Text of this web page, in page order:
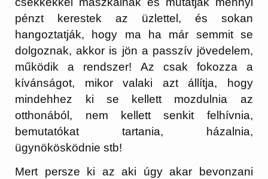
pénzt kerestek az üzlettel, és sokan
hangoztatják, hogy ma ha már semmit se
dolgoznak, akkor is jön a passzív jövedelem,
működik a rendszer! Az csak fokozza a
kívánságot, mikor valaki azt állítja, hogy
mindehhez ki se kellett mozdulnia az
otthonából, nem kellett senkit felhívnia,
bemutatókat tartania, házalnia,
ügynökösködnie stb!
Mert persze ki az aki úgy akar bevonzani